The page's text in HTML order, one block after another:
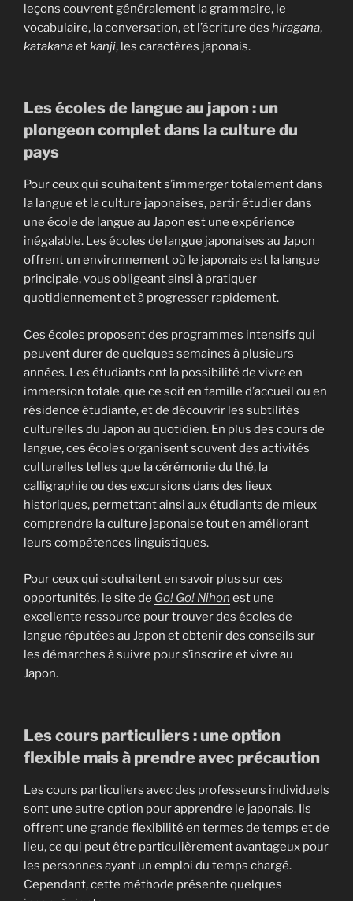
leçons couvrent généralement la grammaire, le
vocabulaire, la conversation, et l’écriture des hiragana,
katakanaetkanji, les caractères japonais.
Les écoles de langue au japon : un
plongeon complet dans la culture du
pays
Pour ceux qui souhaitent s’immerger totalement dans
la langue et la culture japonaises, partir étudier dans
une école de langue au Japon est une expérience
inégalable. Les écoles de langue japonaises au Japon
offrent un environnement où le japonais est la langue
principale, vous obligeant ainsi à pratiquer
quotidiennement et à progresser rapidement.
Ces écoles proposent des programmes intensifs qui
peuvent durer de quelques semaines à plusieurs
années. Les étudiants ont la possibilité de vivre en
immersion totale, que ce soit en famille d’accueil ou en
résidence étudiante, et de découvrir les subtilités
culturelles du Japon au quotidien. En plus des cours de
langue, ces écoles organisent souvent des activités
culturelles telles que la cérémonie du thé, la
calligraphie ou des excursions dans des lieux
historiques, permettant ainsi aux étudiants de mieux
comprendre la culture japonaise tout en améliorant
leurs compétences linguistiques.
Pour ceux qui souhaitent en savoir plus sur ces
opportunités, le site de Go! Go! Nihon est une
excellente ressource pour trouver des écoles de
langue réputées au Japon et obtenir des conseils sur
les démarches à suivre pour s’inscrire et vivre au
Japon.
Les cours particuliers : une option
flexible mais à prendre avec précaution
Les cours particuliers avec des professeurs individuels
sont une autre option pour apprendre le japonais. Ils
offrent une grande flexibilité en termes de temps et de
lieu, ce qui peut être particulièrement avantageux pour
les personnes ayant un emploi du temps chargé.
Cependant, cette méthode présente quelques